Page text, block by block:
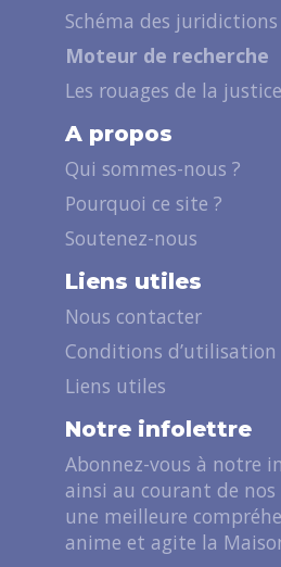
Schéma des juridictions
Moteur de recherche
Les rouages de la justice
A propos
Qui sommes-nous ?
Pourquoi ce site ?
Soutenez-nous
Liens utiles
Nous contacter
Conditions d’utilisation
Liens utiles
Notre infolettre
Abonnez-vous à notre
ainsi au courant de
une meilleure
anime et agite la